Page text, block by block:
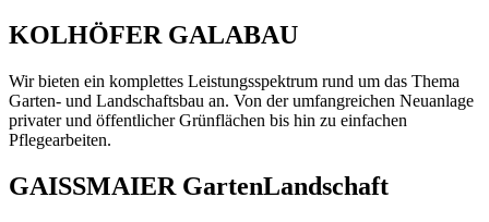
KOLHÖFER GALABAU
Wir bieten ein komplettes Leistungsspektrum rund um das Thema
Garten- und Landschaftsbau an. Von der umfangreichen Neuanlage
privater und öffentlicher Grünflächen bis hin zu einfachen
Pflegearbeiten.
GAISSMAIER GartenLandschaft